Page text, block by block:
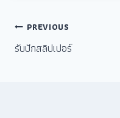
PREVIOUS
รับปักสลิปเปอร์